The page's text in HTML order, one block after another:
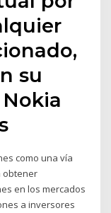
su
como una vía
obtener
en los mercados
a inversores